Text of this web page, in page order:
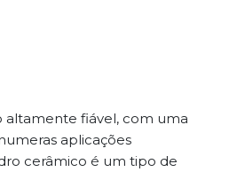
altamente fiável, com uma
aplicações
cerâmico é um tipo de